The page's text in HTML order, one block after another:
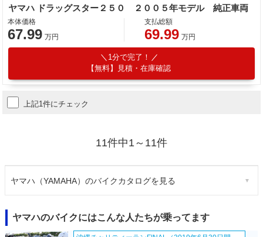
ヤマハ ドラッグスター２５０ ２００５年モデル 純正車両
本体価格
67.99 万円
支払総額
69.99 万円
1分で完了！
【無料】見積・在庫確認
上記1件にチェック
11件中1～11件
ヤマハ（YAMAHA）のバイクカタログを見る
ヤマハのバイクにはこんな人たちが乗ってます